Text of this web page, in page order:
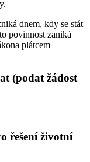
dnem, kdy se stát
povinnost zaniká
plátcem
(podat žádost
řešení životní